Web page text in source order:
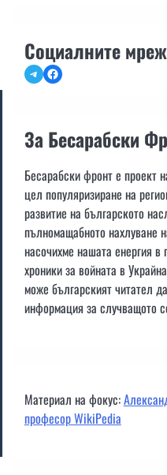
Социалните
TelegramFacebook
За Бесарабски
Бесарабски фронт е проект
цел популяризиране на
развитие на българското
пълномащабното нахлуване
насочихме нашата енергия
хроники за войната в
може българският читател
информация за случващото
Материал на фокус:
професор WikiPedia